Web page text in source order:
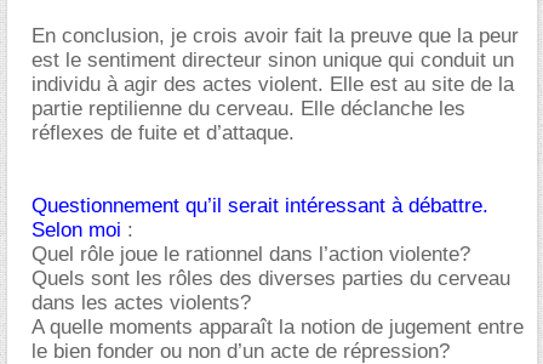
En conclusion, je crois avoir fait la preuve que la peur
est le sentiment directeur sinon unique qui conduit un
individu à agir des actes violent. Elle est au site de la
partie reptilienne du cerveau. Elle déclanche les
réflexes de fuite et d’attaque.
Questionnement qu’il serait intéressant à débattre.
Selon moi :
Quel rôle joue le rationnel dans l’action violente?
Quels sont les rôles des diverses parties du cerveau
dans les actes violents?
A quelle moments apparaît la notion de jugement entre
le bien fonder ou non d’un acte de répression?